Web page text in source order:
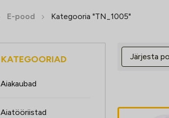
E-pood Kategooria "TN_1005"
KATEGOORIAD
Aiakaubad
Aiatööriistad